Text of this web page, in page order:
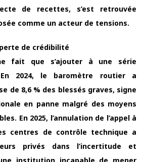
de recettes, s’est retrouvée
comme un acteur de tensions.
de crédibilité
fait que s’ajouter à une série
En 2024, le baromètre routier a
de 8,6 % des blessés graves, signe
en panne malgré des moyens
En 2025, l’annulation de l’appel à
centres de contrôle technique a
privés dans l’incertitude et
institution incapable de mener